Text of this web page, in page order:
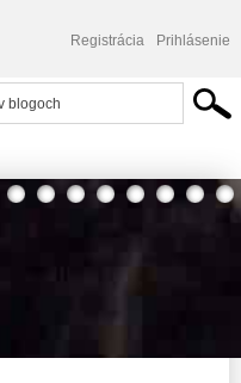
Registrácia Prihlásenie